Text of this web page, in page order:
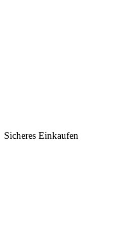
Sicheres Einkaufen